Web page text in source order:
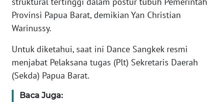
Provinsi Papua Barat, demikian Yan Christian
Warinussy.
Untuk diketahui, saat ini Dance Sangkek resmi
menjabat Pelaksana tugas (Plt) Sekretaris Daerah
(Sekda) Papua Barat.
Baca Juga:
Wahana
News
WN
SUMUT
WN